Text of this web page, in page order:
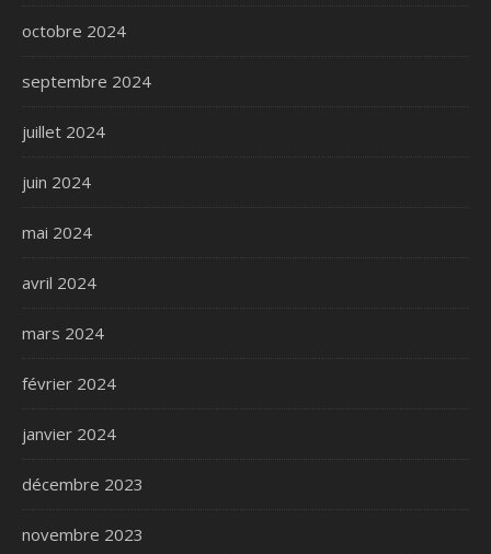
octobre 2024
septembre 2024
juillet 2024
juin 2024
mai 2024
avril 2024
mars 2024
février 2024
janvier 2024
décembre 2023
novembre 2023